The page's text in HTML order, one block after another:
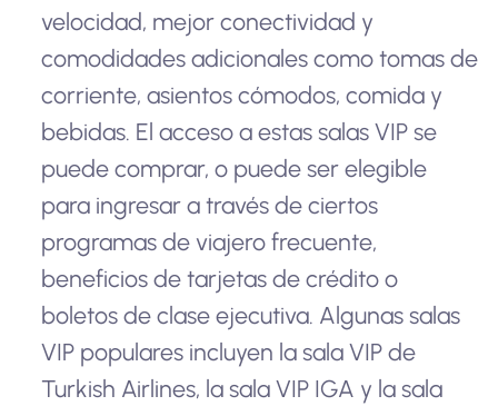
velocidad, mejor conectividad y
comodidades adicionales como tomas de
corriente, asientos cómodos, comida y
bebidas. El acceso a estas salas VIP se
puede comprar, o puede ser elegible
para ingresar a través de ciertos
programas de viajero frecuente,
beneficios de tarjetas de crédito o
boletos de clase ejecutiva. Algunas salas
VIP populares incluyen la sala VIP de
Turkish Airlines, la sala VIP IGA y la sala